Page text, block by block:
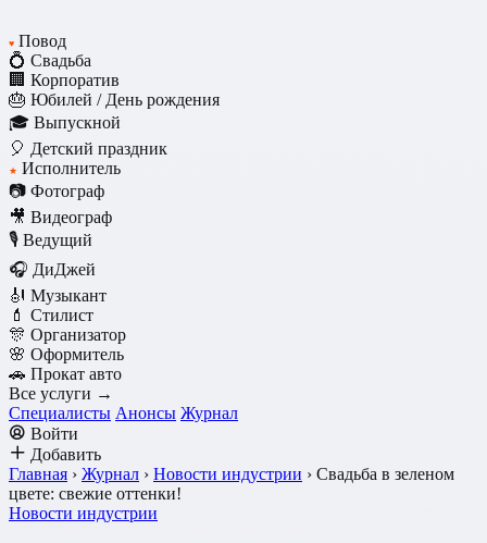
♥ Повод
💍 Свадьба
🏢 Корпоратив
🎂 Юбилей / День рождения
🎓 Выпускной
🎈 Детский праздник
★ Исполнитель
📷 Фотограф
🎥 Видеограф
🎙️ Ведущий
🎧 ДиДжей
🎻 Музыкант
💄 Стилист
🎊 Организатор
🌸 Оформитель
🚗 Прокат авто
Все услуги →
Специалисты Анонсы Журнал
Войти
Добавить
Главная › Журнал › Новости индустрии › Свадьба в зеленом
цвете: свежие оттенки!
Новости индустрии